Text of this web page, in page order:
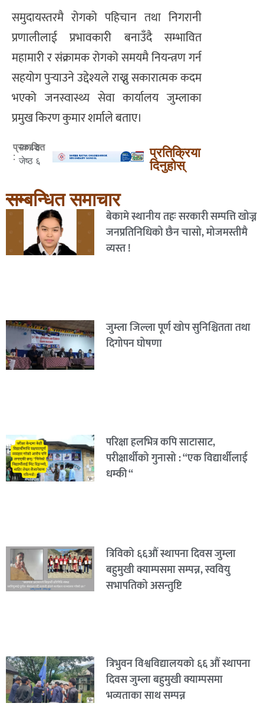
समुदायस्तरमै रोगको पहिचान तथा निगरानी
प्रणालीलाई प्रभावकारी बनाउँदै सम्भावित
महामारी र संक्रामक रोगको समयमै नियन्त्रण गर्न
सहयोग पुर्‍याउने उद्देश्यले राख्नु सकारात्मक कदम
भएको जनस्वास्थ्य सेवा कार्यालय जुम्लाका
प्रमुख किरण कुमार शर्माले बताए।
प्रकाशित
:
२०८३
जेष्ठ ६
प्रतिक्रिया
दिनुहोस्
सम्बन्धित समाचार
बेकामे स्थानीय तहः सरकारी सम्पत्ति खोज्न
जनप्रतिनिधिको छैन चासो, मोजमस्तीमै
व्यस्त !
जुम्ला जिल्ला पूर्ण खोप सुनिश्चितता तथा
दिगोपन घोषणा
परिक्षा हलभित्र कपि साटासाट,
परीक्षार्थीको गुनासो : “एक विद्यार्थीलाई
धम्की “
त्रिविको ६६औं स्थापना दिवस जुम्ला
बहुमुखी क्याम्पसमा सम्पन्न, स्ववियु
सभापतिको असन्तुष्टि
त्रिभुवन विश्वविद्यालयको ६६ औं स्थापना
दिवस जुम्ला बहुमुखी क्याम्पसमा
भव्यताका साथ सम्पन्न